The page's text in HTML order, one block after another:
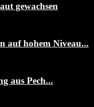
gewachsen
auf hohem Niveau...
aus Pech...